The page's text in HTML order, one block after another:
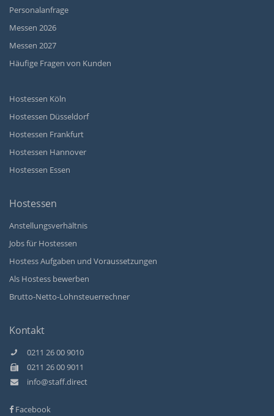
Personalanfrage
Messen 2026
Messen 2027
Häufige Fragen von Kunden
Hostessen Köln
Hostessen Düsseldorf
Hostessen Frankfurt
Hostessen Hannover
Hostessen Essen
Hostessen
Anstellungsverhältnis
Jobs für Hostessen
Hostess Aufgaben und Voraussetzungen
Als Hostess bewerben
Brutto-Netto-Lohnsteuerrechner
Kontakt
0211 26 00 9010
0211 26 00 9011
info@staff.direct
Facebook